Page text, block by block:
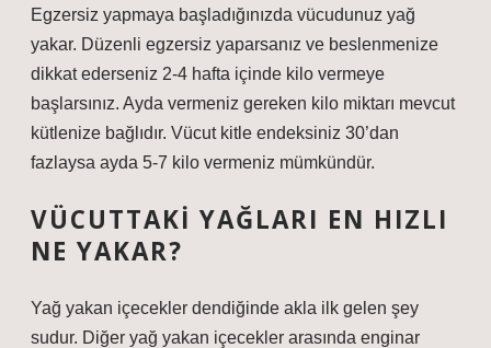
Egzersiz yapmaya başladığınızda vücudunuz yağ
yakar. Düzenli egzersiz yaparsanız ve beslenmenize
dikkat ederseniz 2-4 hafta içinde kilo vermeye
başlarsınız. Ayda vermeniz gereken kilo miktarı mevcut
kütlenize bağlıdır. Vücut kitle endeksiniz 30’dan
fazlaysa ayda 5-7 kilo vermeniz mümkündür.
VÜCUTTAKI YAĞLARI EN HIZLI
NE YAKAR?
Yağ yakan içecekler dendiğinde akla ilk gelen şey
sudur. Diğer yağ yakan içecekler arasında enginar